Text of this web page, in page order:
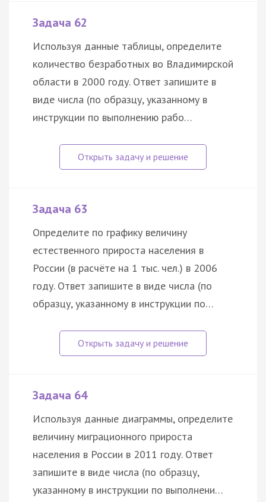
Задача 62
Используя данные таблицы, определите
количество безработных во Владимирской
области в 2000 году. Ответ запишите в
виде числа (по образцу, указанному в
инструкции по выполнению рабо…
Задача 63
Определите по графику величину
естественного прироста населения в
России (в расчёте на 1 тыс. чел.) в 2006
году. Ответ запишите в виде числа (по
образцу, указанному в инструкции по…
Задача 64
Используя данные диаграммы, определите
величину миграционного прироста
населения в России в 2011 году. Ответ
запишите в виде числа (по образцу,
указанному в инструкции по выполнени…